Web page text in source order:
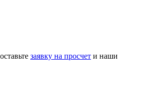
оставьте заявку на просчет и наши